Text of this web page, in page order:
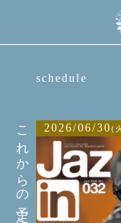
これからの予定
schedule
2026/06/30(